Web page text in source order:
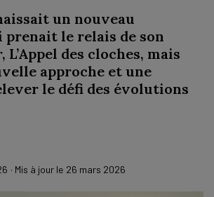
un nouveau
prenait le relais de son
L’Appel des cloches, mais
approche et une
le défi des évolutions
· Mis à jour le 26 mars 2026